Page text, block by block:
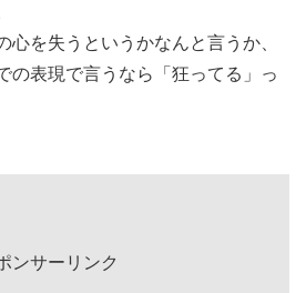
失うというかなんと言うか、
現で言うなら「狂ってる」っ
ンサーリンク